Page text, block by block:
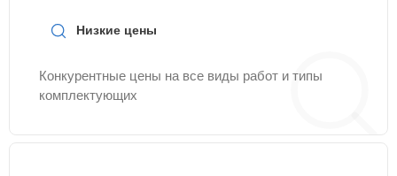
Низкие цены
Конкурентные цены на все виды работ и типы
комплектующих